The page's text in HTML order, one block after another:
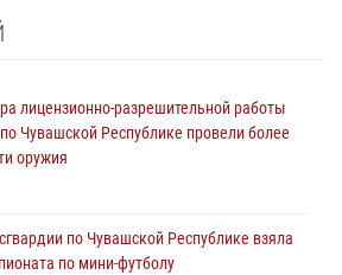
лицензионно-разрешительной работы
Чувашской Республике провели более
оружия
по Чувашской Республике взяла
по мини-футболу